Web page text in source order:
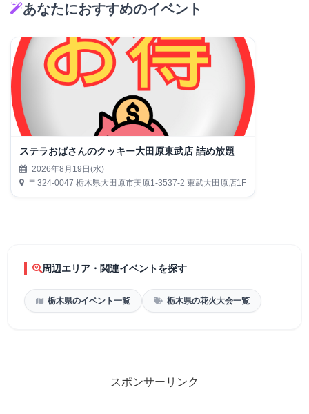
あなたにおすすめのイベント
ステラおばさんのクッキー大田原東武店 詰め放題
2026年8月19日(水)
〒324-0047 栃木県大田原市美原1-3537-2 東武大田原店1F
周辺エリア・関連イベントを探す
栃木県のイベント一覧 栃木県の花火大会一覧
スポンサーリンク